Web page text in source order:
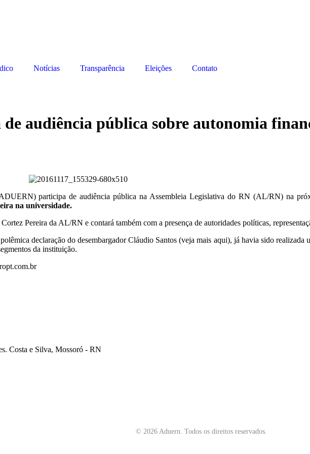
Notícias Transparência Eleições Contato
audiência pública sobre autonomia
participa de audiência pública na Assembleia Legislativa do RN (AL/RN) na
na universidade.
Pereira da AL/RN e contará também com a presença de autoridades políticas,
declaração do desembargador Cláudio Santos (veja mais aqui), já havia sido realizada
da instituição.
Costa e Silva, Mossoró - RN
© 2026Aduern. Todos os direitos reservados.